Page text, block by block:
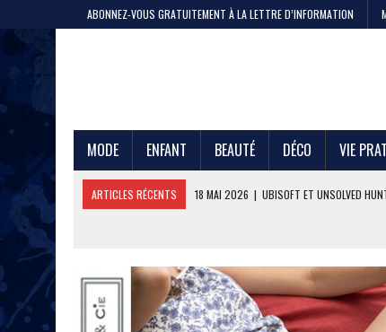
ABONNEZ-VOUS GRATUITEMENT À LA LETTRE D’INFORMATION
MODE ENFANT BEAUTÉ DÉCO VIE
ARTICLES RÉCENTS 11 MAI 2026 | CRISTEL, 200 ANS DE
24 AVRIL 2026 | DEEPFOIL, POUR LES ADEPTES DU GRAND BLEU
21 AVRIL 2026 | 100 000 JEANS FABRIQUÉS EN FRANCE POUR